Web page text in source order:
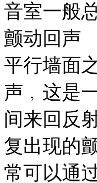
音室一般
颤动回声
平行墙面
声﹐这是
间来回反
复出现的
常可以通